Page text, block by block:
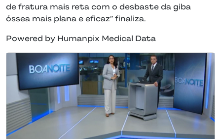
de fratura mais reta com o desbaste da giba
óssea mais plana e eficaz” finaliza.
Powered by Humanpix Medical Data